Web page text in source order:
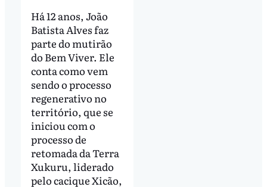
Há 12 anos, João
Batista Alves faz
parte do mutirão
do Bem Viver. Ele
conta como vem
sendo o processo
regenerativo no
território, que se
iniciou com o
processo de
retomada da Terra
Xukuru, liderado
pelo cacique Xicão,